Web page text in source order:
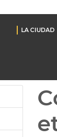
LA CIUDAD